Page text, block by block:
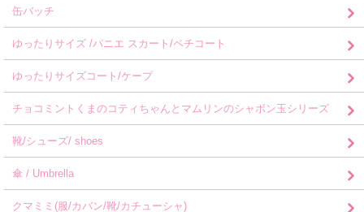
缶バッチ
ゆったりサイズ /パニエ スカート/ペチコート
ゆったりサイズコート/ケープ
チョコミントくまのコティちゃんとマムリンのシャボン玉シリーズ
靴/シューズ/ shoes
傘 / Umbrella
クマミミ(服/カバン/靴/カチューシャ)